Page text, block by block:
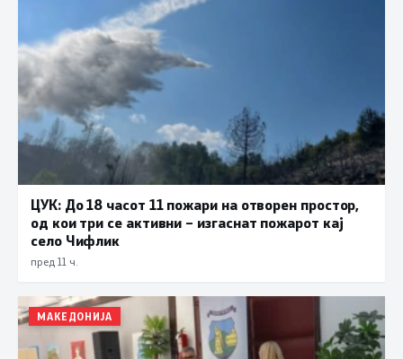
ЦУК: До 18 часот 11 пожари на отворен простор,
од кои три се активни – изгаснат пожарот кај
село Чифлик
пред 11 ч.
МАКЕДОНИЈА